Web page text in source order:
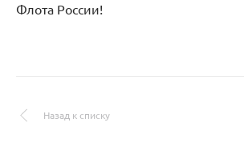
Флота России!
Назад к списку